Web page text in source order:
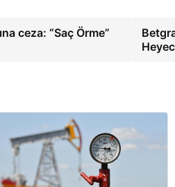
ceza: “Saç Örme”